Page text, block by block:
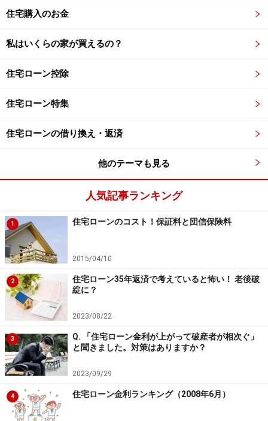
住宅購入のお金
私はいくらの家が買えるの？
住宅ローン控除
住宅ローン特集
住宅ローンの借り換え・返済
他のテーマも見る
人気記事ランキング
1 住宅ローンのコスト！保証料と団信保険料
2015/04/10
2
住宅ローン35年返済で考えていると怖い！ 老後破
綻に？
2023/08/22
3
Q. 「住宅ローン金利が上がって破産者が相次ぐ」
と聞きました。対策はありますか？
2023/09/29
4 住宅ローン金利ランキング（2008年6月）